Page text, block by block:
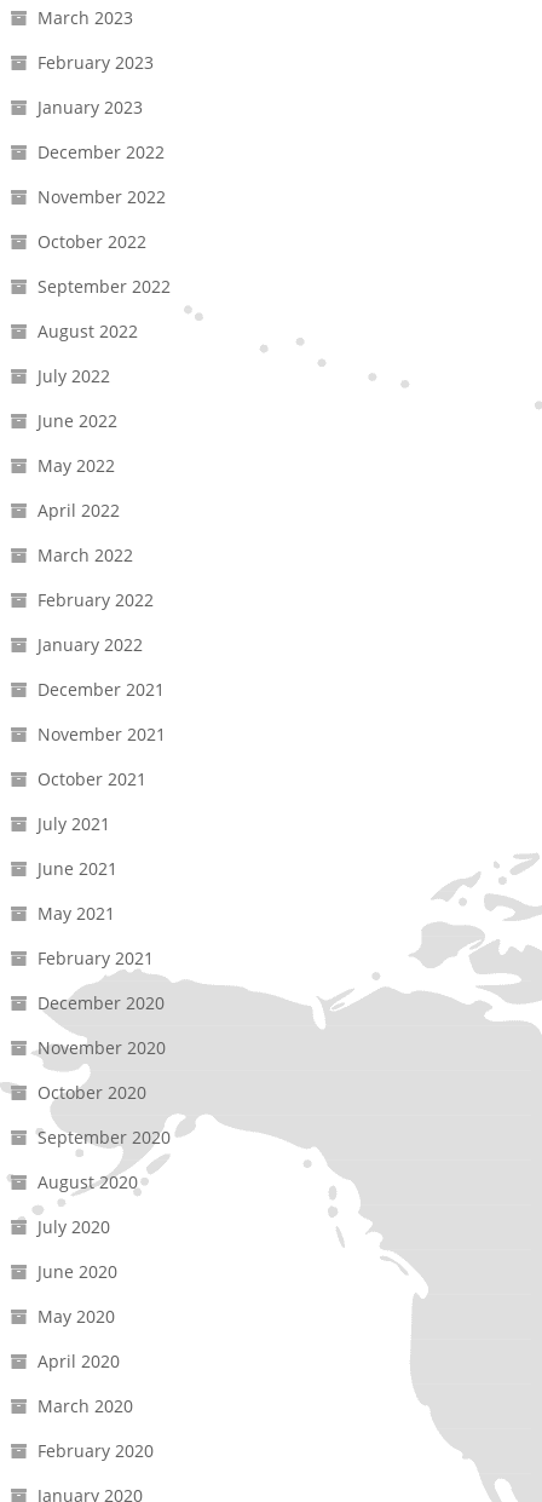
March 2023
February 2023
January 2023
December 2022
November 2022
October 2022
September 2022
August 2022
July 2022
June 2022
May 2022
April 2022
March 2022
February 2022
January 2022
December 2021
November 2021
October 2021
July 2021
June 2021
May 2021
February 2021
December 2020
November 2020
October 2020
September 2020
August 2020
July 2020
June 2020
May 2020
April 2020
March 2020
February 2020
January 2020